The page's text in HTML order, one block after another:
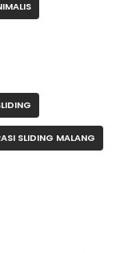
SLIDING MALANG